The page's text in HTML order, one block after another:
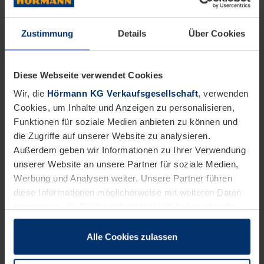
Zustimmung Details Über Cookies
Diese Webseite verwendet Cookies
Wir, die Hörmann KG Verkaufsgesellschaft, verwenden
Cookies, um Inhalte und Anzeigen zu personalisieren,
Funktionen für soziale Medien anbieten zu können und
die Zugriffe auf unserer Website zu analysieren.
Außerdem geben wir Informationen zu Ihrer Verwendung
unserer Website an unsere Partner für soziale Medien,
Werbung und Analysen weiter. Unsere Partner führen
diese Informationen möglicherweise mit weiteren Daten
sie im Rahmen Ihrer Nutzung der Dienste gesammelt
Alle Cookies zulassen
Neben der Basissteuerung DAPC bietet Hörmann
die Steuerung MWBC, die das Kombinieren von DAP
mit dem Radkeil WSPG ermöglicht. Radkeile
verlässt, zum Beispiel durch das Bremsen des
Gabelstaplers beim Rein- und Rausfahren. Der
Radkeil WSPG verfügt zusätzlich über Sensoren, die
bei Reifen-Kontakt und richtiger Lage die
Torsteuerung freigeben.
Außerdem kann das Andockunterstützungssystem
DAP mit der aufblasbaren Torabdichtung DAS-3
verbunden werden. Diese kann beim Be- und